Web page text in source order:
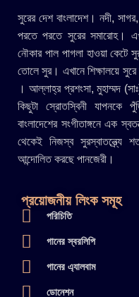
সুরের দেশ বাংলাদেশ। নদী,
পরতে পরতে সুরের সমারোহ।
নৌকার পাল পাগলা হাওয়া কেটে
তোলে সুর। এখানে শিক্ষালয়ে
। আল্লাহ্র প্রশংসা, মুহাম্মদ
কিছুটা স্রোতস্বিনী যাপনকে
বাংলাদেশের সংগীতাঙ্গনে এক
থেকেই নিজস্ব সুরস্বাতন্ত্র্যে
আন্দোলিত করছে পানজেরী।
প্রয়োজনীয় লিংক সমূহ
পরিচিতি
গানের স্বরলিপি
গানের এ্যালবাম
ডোনেশন